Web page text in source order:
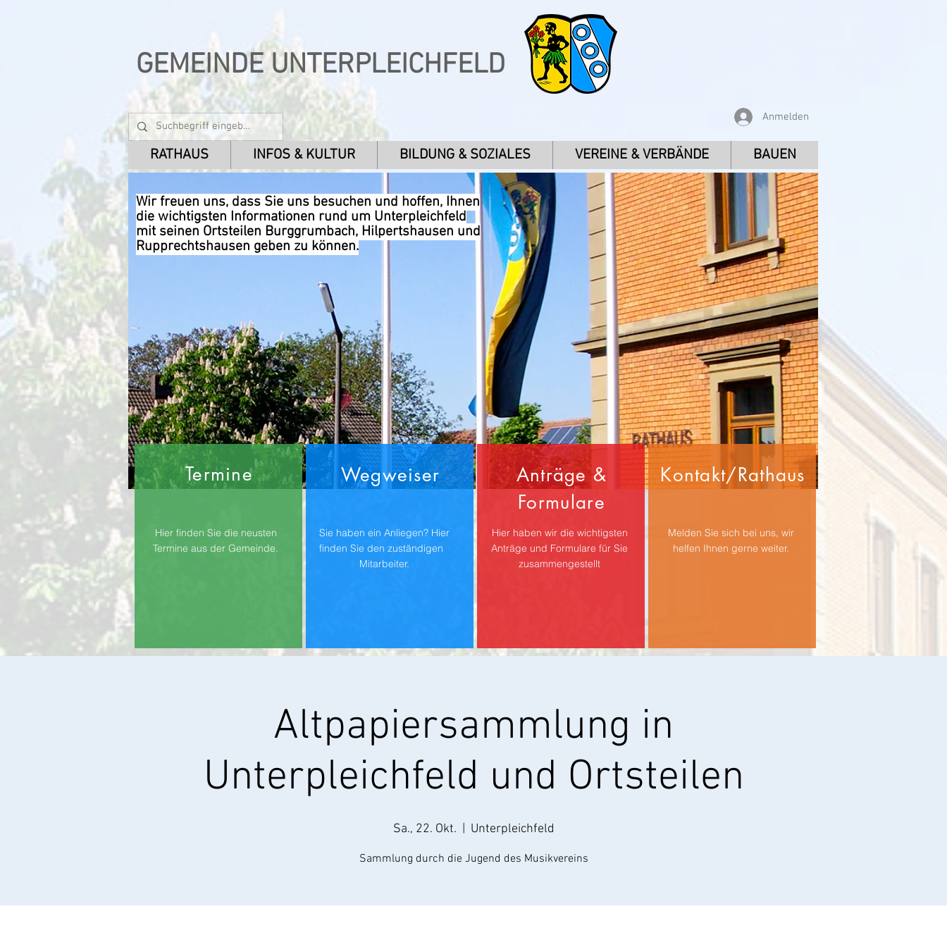
GEMEINDE UNTERPLEICHFELD
RATHAUS INFOS & KULTUR BILDUNG & SOZIALES VEREINE & VERBÄNDE BAUEN
Wir freuen uns, dass Sie uns besuchen und hoffen, Ihnen
die wichtigsten Informationen rund um Unterpleichfeld
mit seinen Ortsteilen Burggrumbach, Hilpertshausen und
Rupprechtshausen geben zu können.
Termine
Hier finden Sie die neusten
Termine aus der Gemeinde.
Wegweiser
Sie haben ein Anliegen? Hier
finden Sie den zuständigen
Mitarbeiter.
Anträge &
Formulare
Hier haben wir die wichtigsten
Anträge und Formulare für Sie
zusammengestellt
Kontakt/Rathaus
Melden Sie sich bei uns, wir
helfen Ihnen gerne weiter.
Altpapiersammlung in
Unterpleichfeld und Ortsteilen
Sa., 22. Okt. Unterpleichfeld
Sammlung durch die Jugend des Musikvereins
Anmelden